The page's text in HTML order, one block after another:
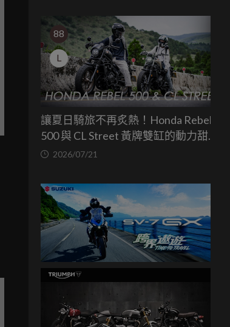
88
L
讓夏日騎旅不再炙熱！Honda Rebel
500 與 CL Street 黃牌雙缸的動力甜蜜
點 2026/07/21